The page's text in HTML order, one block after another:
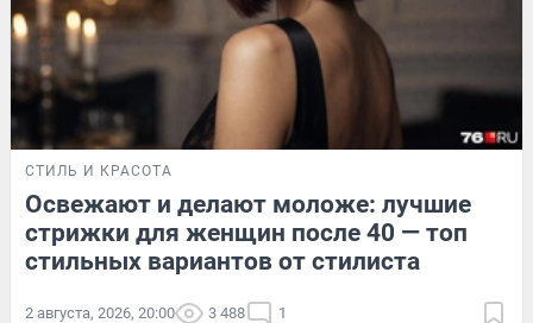
СТИЛЬ И КРАСОТА
Освежают и делают моложе: лучшие
стрижки для женщин после 40 — топ
стильных вариантов от стилиста
2 августа, 2026, 20:00 3 488 1